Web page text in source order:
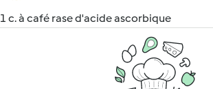
1 c. à café rase d'acide ascorbique